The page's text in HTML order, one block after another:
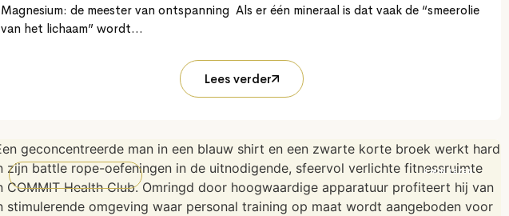
Magnesium: de meester van ontspanning Als er één mineraal is dat vaak de “smeerolie
van het lichaam” wordt...
Lees verder
NIET-GECATEGORISEERD
4 MIN LEZEN